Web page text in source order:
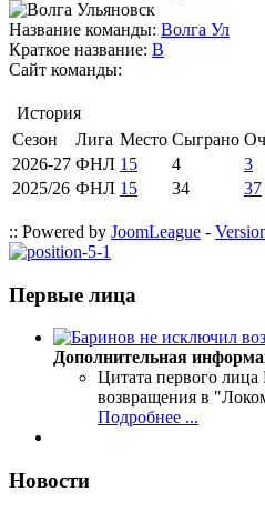
Название команды: Волга Ул
Краткое название: В
Сайт команды:
История
Сезон
Лига Место Сыграно
2026-27 ФНЛ 15 4 3
2025/26 ФНЛ 15 34 37
:: Powered by JoomLeague -
Первые лица
Дополнительная
Цитата первого лица
возвращения в
Подробнее ...
Новости